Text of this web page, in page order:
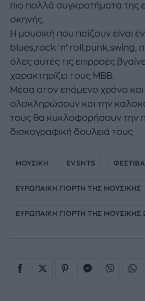
πιο πολλά συγκροτήματα της
σκηνής.
Η μουσική που παίζουν είναι
blues,rock 'n' roll,punk,swing,
όλες αυτές τις επιρροές
χαρακτηρίζει τους MBB.
Μέσα στον επόμενο χρόνο
ολοκληρώσουν και την
τους θα κυκλοφορήσουν την
δισκογραφική δουλειά τους
ΜΟΥΣΙΚΗ EVENTS
ΕΥΡΩΠΑΙΚΗ ΓΙΟΡΤΗ ΤΗΣ ΜΟΥΣΙΚΗΣ
ΕΥΡΩΠΑΙΚΗ ΓΙΟΡΤΗ ΤΗΣ ΜΟΥΣΙΚΗΣ